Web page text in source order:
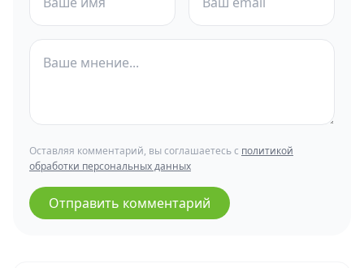
Оставляя комментарий, вы соглашаетесь с политикой
обработки персональных данных
Отправить комментарий